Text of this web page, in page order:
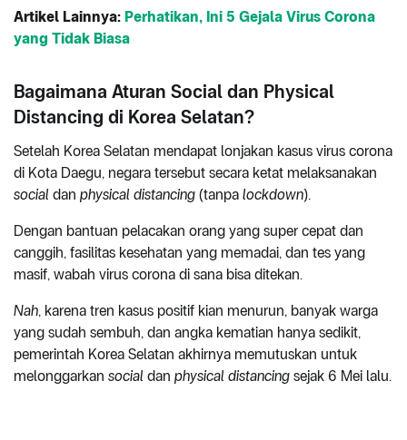
Artikel Lainnya: Perhatikan, Ini 5 Gejala Virus Corona
yang Tidak Biasa
Bagaimana Aturan Social dan Physical
Distancing di Korea Selatan?
Setelah Korea Selatan mendapat lonjakan kasus virus corona
di Kota Daegu, negara tersebut secara ketat melaksanakan
social dan physical distancing (tanpa lockdown).
Dengan bantuan pelacakan orang yang super cepat dan
canggih, fasilitas kesehatan yang memadai, dan tes yang
masif, wabah virus corona di sana bisa ditekan.
Nah, karena tren kasus positif kian menurun, banyak warga
yang sudah sembuh, dan angka kematian hanya sedikit,
pemerintah Korea Selatan akhirnya memutuskan untuk
melonggarkan social dan physical distancing sejak 6 Mei lalu.